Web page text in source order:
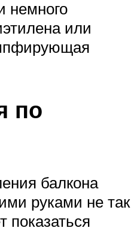
немного
или
по
балкона
руками не так
показаться